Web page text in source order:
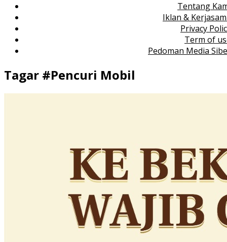
Tentang
Iklan &
Privacy
Term of
Pedoman Media
Tagar #Pencuri Mobil